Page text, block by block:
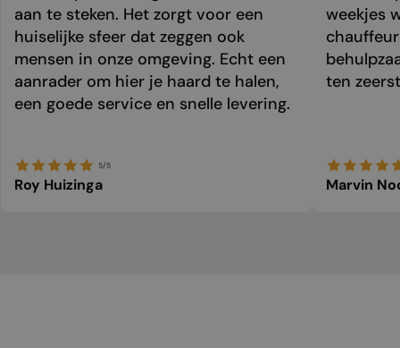
aan te steken. Het zorgt voor een
huiselijke sfeer dat zeggen ook
mensen in onze omgeving. Echt een
aanrader om hier je haard te halen,
een goede service en snelle levering.
5/5
Roy Huizinga
weekjes
ten
Marvin